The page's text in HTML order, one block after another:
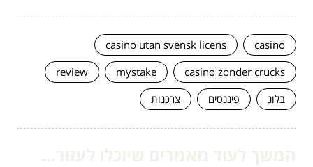
casino
casino utan svensk licens
casino zonder crucks
mystake
review
בלוג
פיננסים צרכנות